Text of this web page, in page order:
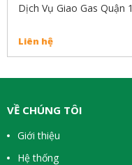
Dịch Vụ Giao Gas Quận 1
Liên hệ
VỀ CHÚNG TÔI
Giới thiệu
Hệ thống